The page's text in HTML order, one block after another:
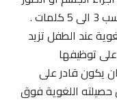
عند الطفل تزيد
قادر على
اللغوية فوق